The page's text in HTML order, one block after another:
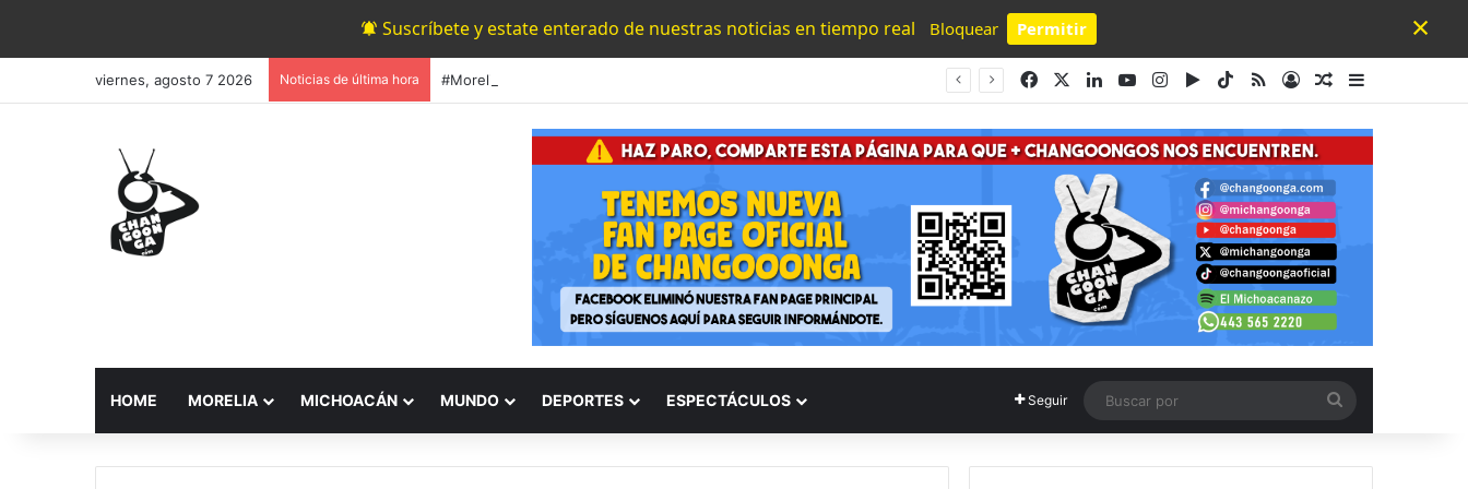
Suscríbete y estate enterado de nuestras noticias en tiempo real Bloquear Permitir
Powered by SendPulse
×
viernes, agosto 7 2026 Noticias de última hora FacebookLinkedInYouTubeInstagram
Google Play
TikTok
RSS AccesoPublicación al
HOME MORELIA MICHOACÁN MUNDO DEPORTES ESPECTÁCULOS Seguir
por